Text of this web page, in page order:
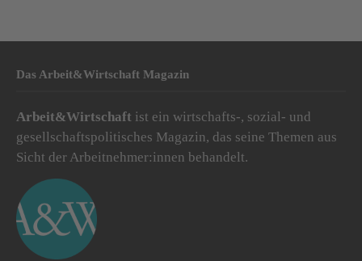
Das Arbeit&Wirtschaft Magazin
Arbeit&Wirtschaft ist ein wirtschafts-, sozial- und
gesellschaftspolitisches Magazin, das seine Themen aus
Sicht der Arbeitnehmer:innen behandelt.